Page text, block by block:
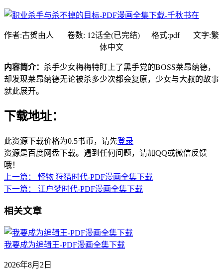
作者:古贺由人 卷数: 12话全(已完结) 格式:pdf 文字:繁
体中文
内容简介： 杀手少女梅梅特盯上了黑手党的BOSS莱昂纳德，
却发现莱昂纳德无论被杀多少次都会复原，少女与大叔的故事
就此展开。
下载地址：
此资源下载价格为0.5书币，请先登录
资源是百度网盘下载。遇到任何问题，请加QQ或微信反馈
哦！
上一篇：
怪物 狩猎时代-PDF漫画全集下载
下一篇：
江户梦时代-PDF漫画全集下载
相关文章
我要成为编辑王-PDF漫画全集下载
2026年8月2日